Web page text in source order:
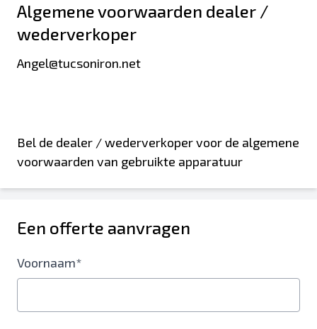
Algemene voorwaarden dealer /
wederverkoper
Angel@tucsoniron.net
Bel de dealer / wederverkoper voor de algemene
voorwaarden van gebruikte apparatuur
Een offerte aanvragen
Voornaam*